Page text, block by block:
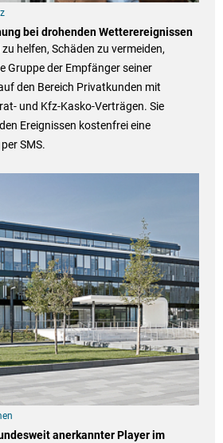
bei drohenden Wetterereignissen
helfen, Schäden zu vermeiden,
Gruppe der Empfänger seiner
den Bereich Privatkunden mit
und Kfz-Kasko-Verträgen. Sie
Ereignissen kostenfrei eine
SMS.
anerkannter Player im